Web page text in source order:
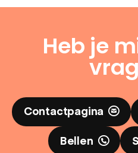
Heb je
Contactpagina
Bellen